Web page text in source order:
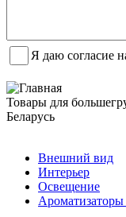
Я даю согласие
Товары для
Беларусь
Внешний вид
Интерьер
Освещение
Ароматизаторы